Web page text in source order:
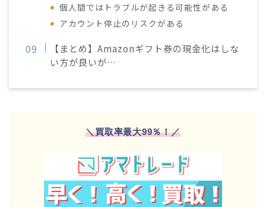
個人間ではトラブルが起きる可能性がある
アカウント停止のリスクがある
【まとめ】Amazonギフト券の現金化はしな
い方が良いが…
＼買取率最大99％！／